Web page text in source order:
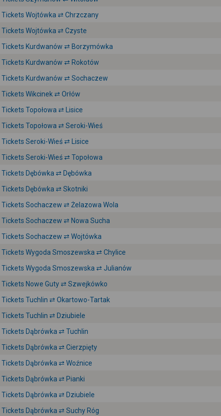
Tickets Wojtówka ⇄ Chrzczany
Tickets Wojtówka ⇄ Czyste
Tickets Kurdwanów ⇄ Borzymówka
Tickets Kurdwanów ⇄ Rokotów
Tickets Kurdwanów ⇄ Sochaczew
Tickets Wikcinek ⇄ Orłów
Tickets Topołowa ⇄ Lisice
Tickets Topołowa ⇄ Seroki-Wieś
Tickets Seroki-Wieś ⇄ Lisice
Tickets Seroki-Wieś ⇄ Topołowa
Tickets Dębówka ⇄ Dębówka
Tickets Dębówka ⇄ Skotniki
Tickets Sochaczew ⇄ Żelazowa Wola
Tickets Sochaczew ⇄ Nowa Sucha
Tickets Sochaczew ⇄ Wojtówka
Tickets Wygoda Smoszewska ⇄ Chylice
Tickets Wygoda Smoszewska ⇄ Julianów
Tickets Nowe Guty ⇄ Szwejkówko
Tickets Tuchlin ⇄ Okartowo-Tartak
Tickets Tuchlin ⇄ Dziubiele
Tickets Dąbrówka ⇄ Tuchlin
Tickets Dąbrówka ⇄ Cierzpięty
Tickets Dąbrówka ⇄ Woźnice
Tickets Dąbrówka ⇄ Pianki
Tickets Dąbrówka ⇄ Dziubiele
Tickets Dąbrówka ⇄ Suchy Róg